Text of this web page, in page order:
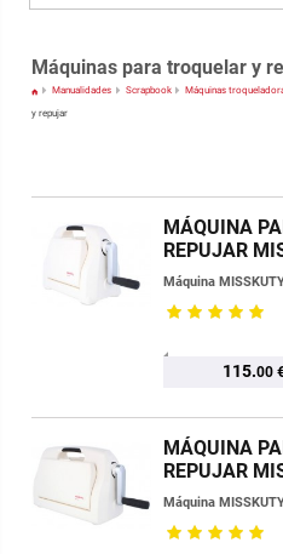
Máquinas para troquelar y
Manualidades Scrapbook Máquinas
y repujar
MÁQUINA
REPUJAR
Máquina
115.00
MÁQUINA
REPUJAR
Máquina